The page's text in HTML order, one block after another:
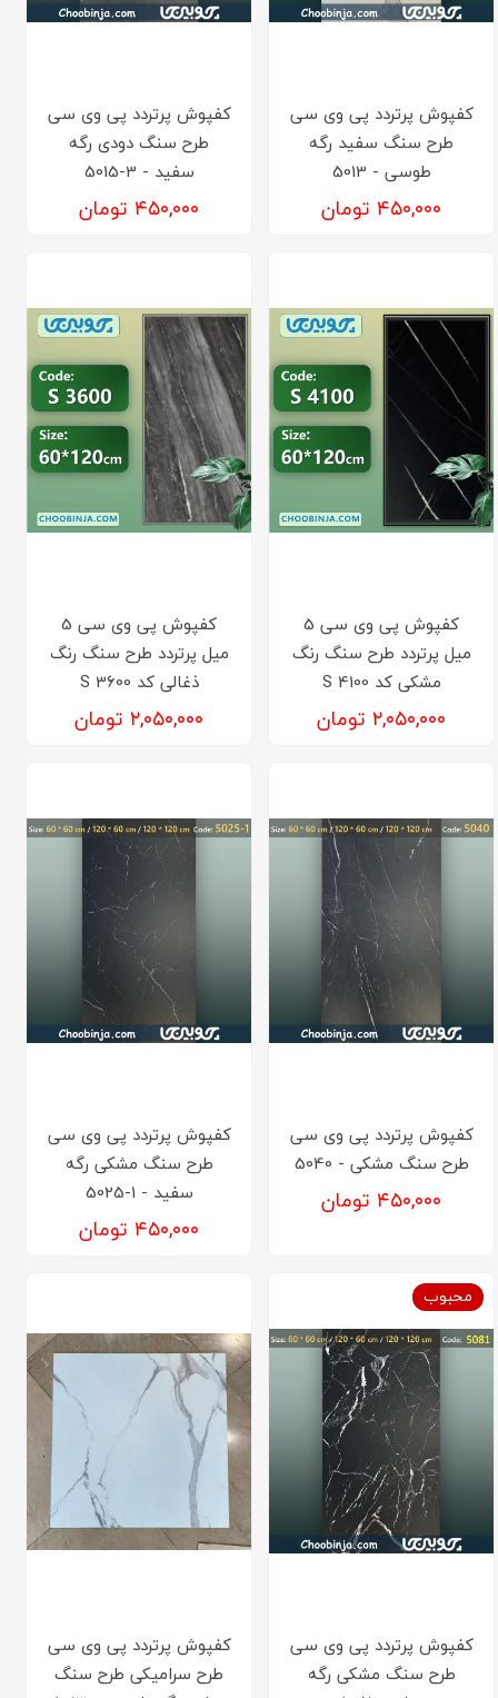
کفپوش پرتردد پی وی سی
طرح سنگ سفید رگه
طوسی - 5013
۴۵۰,۰۰۰ تومان
کفپوش پرتردد پی وی سی
طرح سنگ دودی رگه
سفید - 3-5015
۴۵۰,۰۰۰ تومان
کفپوش‌ پی وی سی 5
میل پرتردد طرح سنگ رنگ
مشکی کد 4100 S
۲,۰۵۰,۰۰۰ تومان
کفپوش‌ پی وی سی 5
میل پرتردد طرح سنگ رنگ
ذغالی کد 3600 S
۲,۰۵۰,۰۰۰ تومان
کفپوش پرتردد پی وی سی
طرح سنگ مشکی - 5040
۴۵۰,۰۰۰ تومان
کفپوش پرتردد پی وی سی
طرح سنگ مشکی رگه
سفید - 1-5025
۴۵۰,۰۰۰ تومان
کفپوش پرتردد پی وی سی
طرح سنگ مشکی رگه
محبوب
کفپوش پرتردد پی وی سی
طرح سرامیکی طرح سنگ